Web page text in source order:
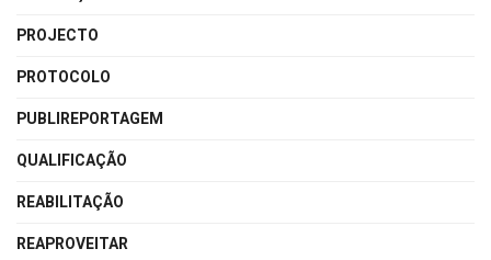
PROJECTO
PROTOCOLO
PUBLIREPORTAGEM
QUALIFICAÇÃO
REABILITAÇÃO
REAPROVEITAR